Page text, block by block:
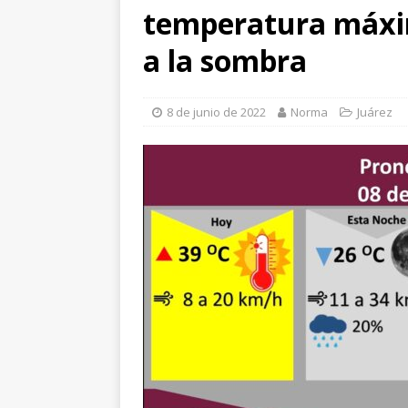
Ampliación;
[ 6 de agosto de
temperatura
a la sombra
8 de junio de 2022 Norma Juárez